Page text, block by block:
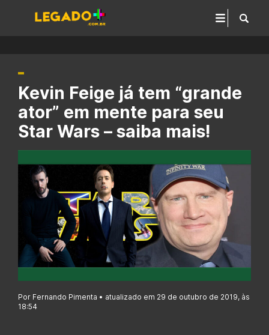
Kevin Feige já tem “grande
ator” em mente para seu
Star Wars – saiba mais!
Por Fernando Pimenta • atualizado em 29 de outubro de 2019, às
18:54